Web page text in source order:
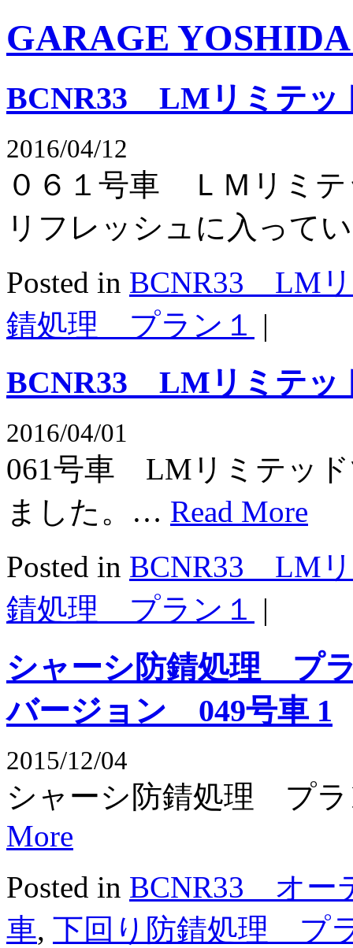
GARAGE
BCNR33 LMリミテ
2016/04/12
０６１号車 ＬＭリミ
リフレッシュに入って
Posted in BCNR33 LM
錆処理 プラン１ |
BCNR33 LMリミテ
2016/04/01
061号車 LMリミテッド
ました。… Read More
Posted in BCNR33 LM
錆処理 プラン１ |
シャーシ防錆処理 プ
バージョン 049号車 1
2015/12/04
シャーシ防錆処理 プ
More
Posted in BCNR33 オー
車, 下回り防錆処理 プ